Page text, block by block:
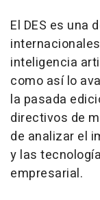
El DES es una
inteligencia
como así lo
la pasada
directivos de
de analizar el
y las
empresarial.